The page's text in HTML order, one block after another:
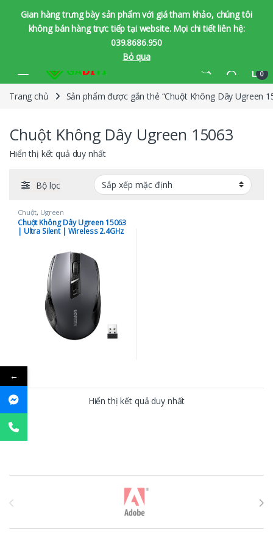
Gian hàng trưng bày sản phẩm với giá tham khảo, chúng tôi
không bán hàng trực tiếp tại website. Mọi chi tiết liên hệ:
039.8686.950
Bỏ qua
0
Trang chủ Sản phẩm được gắn thẻ “Chuột Không Dây Ugreen
Chuột Không Dây Ugreen 15063
Hiển thị kết quả duy nhất
Bộ lọc
Chuột, Ugreen
Chuột Không Dây Ugreen 15063
| Ultra Silent | Wireless 2.4GHz
Hiển thị kết quả duy nhất
ư
←